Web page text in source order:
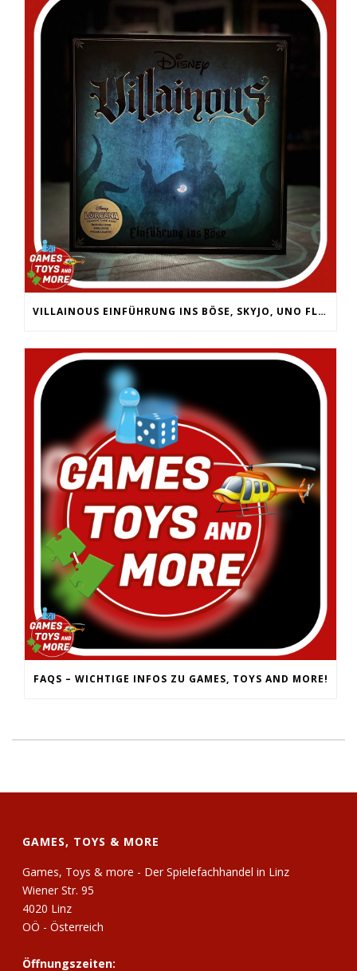
VILLAINOUS EINFÜHRUNG INS BÖSE, SKYJO, UNO FLIP, WERWÖLFE VOLLMONDNACHT, ARMY PAINTER PRIMER,
FAQS – WICHTIGE INFOS ZU GAMES, TOYS AND MORE!
GAMES, TOYS & MORE
Games, Toys & more - Der Spielefachhandel in Linz
Wiener Str. 95
4020 Linz
OÖ - Österreich
Öffnungszeiten: